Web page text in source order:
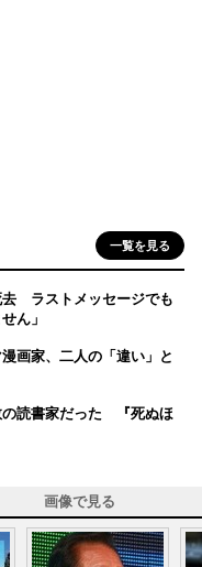
一覧を見る
去 ラストメッセージでも
ん」
画家、二人の「違い」と
の読書家だった 『死ぬほ
画像で見る